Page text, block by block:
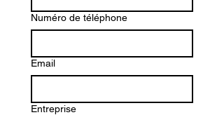
Numéro de téléphone
Email
Entreprise